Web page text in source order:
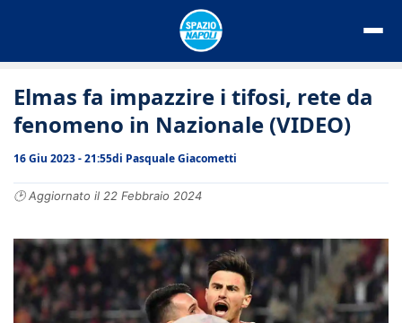
Elmas fa impazzire i tifosi, rete da
fenomeno in Nazionale (VIDEO)
16 Giu 2023 - 21:55di Pasquale Giacometti
🕑 Aggiornato il 22 Febbraio 2024